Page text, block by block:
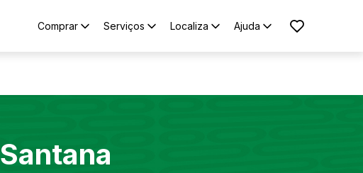
Comprar Serviços Localiza Ajuda
Santana